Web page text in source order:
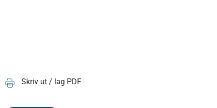
Skriv ut / lag PDF